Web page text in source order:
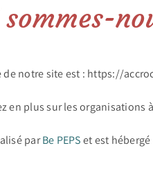
sommes-
de notre site est : https://
en plus sur les organisations
parBe PEPSet est hébergé